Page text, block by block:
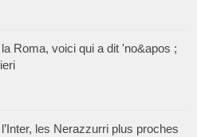
Roma, voici qui a dit 'no&apos ;
les Nerazzurri plus proches